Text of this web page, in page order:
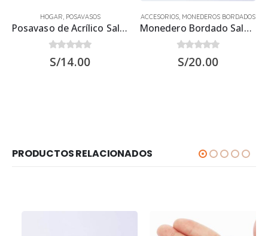
HOGAR, POSAVASOS
Posavaso de Acrílico Salchicha Marrón 9.5×9.5 cms
0out of 5
S/14.00
ACCESORIOS, MONEDEROS BORDADOS
Monedero Bordado Salchicha Marrón
0out of 5
S/20.00
PRODUCTOS RELACIONADOS